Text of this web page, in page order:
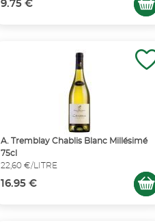
9.75 €
A. Tremblay Chablis Blanc Millésimé
75cl
22,60 €/LITRE
16.95 €